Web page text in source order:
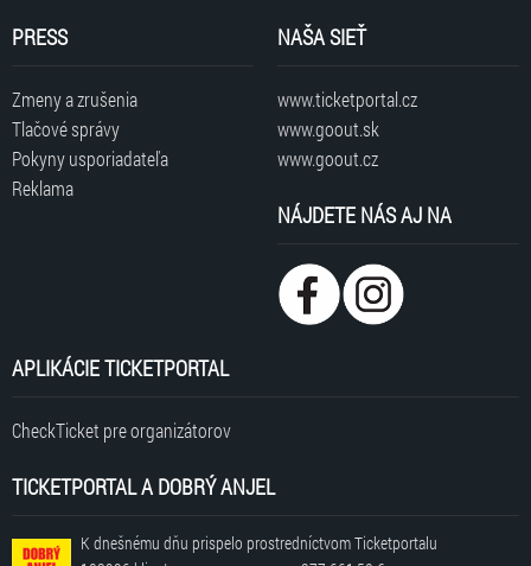
PRESS
Zmeny a zrušenia
Tlačové správy
Pokyny usporiadateľa
Reklama
NAŠA SIEŤ
www.ticketportal.cz
www.goout.sk
www.goout.cz
NÁJDETE NÁS AJ NA
APLIKÁCIE TICKETPORTAL
CheckTicket pre organizátorov
TICKETPORTAL A DOBRÝ ANJEL
K dnešnému dňu prispelo prostredníctvom Ticketportalu